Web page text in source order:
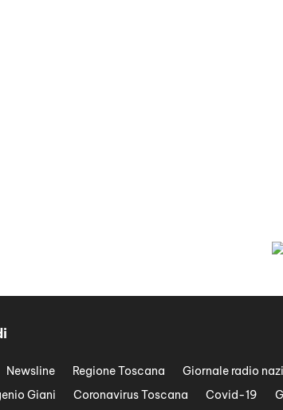
Newsline Regione Toscana Giornale radio
Giani Coronavirus Toscana Covid-19